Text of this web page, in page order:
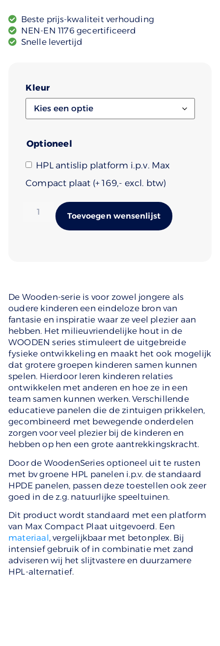
Beste prijs-kwaliteit verhouding
NEN-EN 1176 gecertificeerd
Snelle levertijd
Kleur
Optioneel
HPL antislip platform i.p.v. Max
Compact plaat (+169 )
Toevoegen wensenlijst
De Wooden-serie is voor zowel jongere als
oudere kinderen een eindeloze bron van
fantasie en inspiratie waar ze veel plezier aan
hebben. Het milieuvriendelijke hout in de
WOODEN series stimuleert de uitgebreide
fysieke ontwikkeling en maakt het ook mogelijk
dat grotere groepen kinderen samen kunnen
spelen. Hierdoor leren kinderen relaties
ontwikkelen met anderen en hoe ze in een
team samen kunnen werken. Verschillende
educatieve panelen die de zintuigen prikkelen,
gecombineerd met bewegende onderdelen
zorgen voor veel plezier bij de kinderen en
hebben op hen een grote aantrekkingskracht.
Door de WoodenSeries optioneel uit te rusten
met bv groene HPL panelen i.p.v. de standaard
HPDE panelen, passen deze toestellen ook zeer
goed in de z.g. natuurlijke speeltuinen.
Dit product wordt standaard met een platform
van Max Compact Plaat uitgevoerd. Een
materiaal, vergelijkbaar met betonplex. Bij
intensief gebruik of in combinatie met zand
adviseren wij het slijtvastere en duurzamere
HPL-alternatief.